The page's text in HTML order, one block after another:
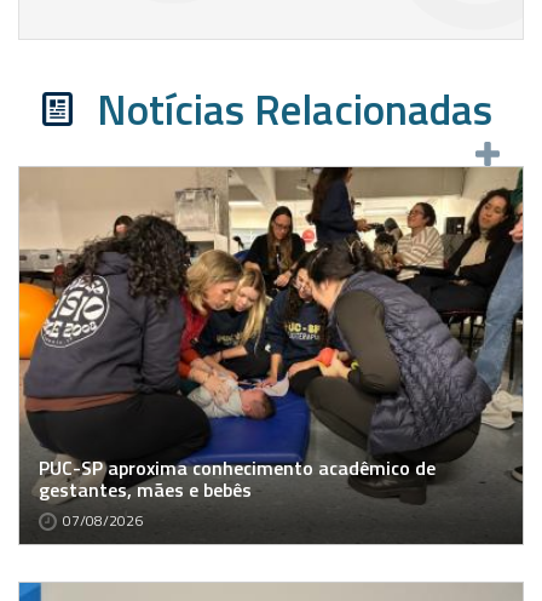
Notícias Relacionadas
PUC-SP aproxima conhecimento acadêmico de
gestantes, mães e bebês
07/08/2026